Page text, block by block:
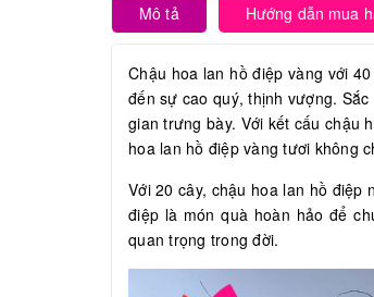
Mô tả Hướng dẫn mua
Chậu hoa lan hồ điệp vàng với
đến sự cao quý, thịnh vượng.
gian trưng bày. Với kết cấu chậu
hoa lan hồ điệp vàng tươi không
Với 20 cây, chậu hoa lan hồ điệp
điệp là món quà hoàn hảo để
quan trọng trong đời.